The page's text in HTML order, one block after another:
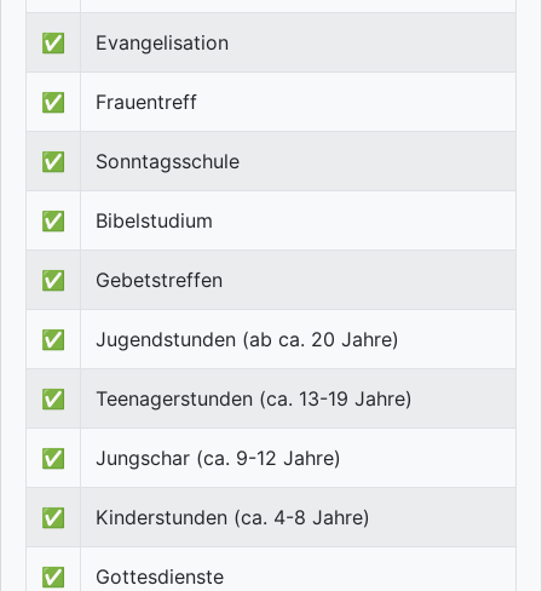
✅ Evangelisation
✅ Frauentreff
✅ Sonntagsschule
✅ Bibelstudium
✅ Gebetstreffen
✅ Jugendstunden (ab ca. 20 Jahre)
✅ Teenagerstunden (ca. 13-19 Jahre)
✅ Jungschar (ca. 9-12 Jahre)
✅ Kinderstunden (ca. 4-8 Jahre)
✅ Gottesdienste